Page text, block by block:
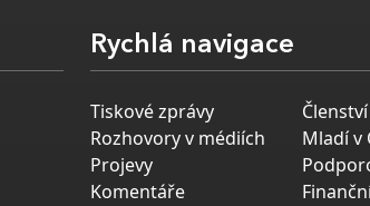
Rychlá navigace
Tiskové zprávy
Rozhovory v médiích
Projevy
Komentáře
Mladí v